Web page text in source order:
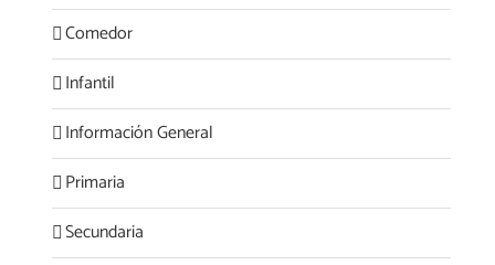
Comedor
Infantil
Información General
Primaria
Secundaria